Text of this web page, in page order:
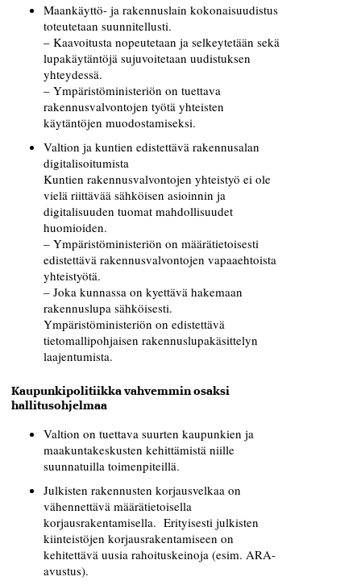
Maankäyttö- ja rakennuslain kokonaisuudistus
toteutetaan suunnitellusti.
– Kaavoitusta nopeutetaan ja selkeytetään sekä
lupakäytäntöjä sujuvoitetaan uudistuksen
yhteydessä.
– Ympäristöministeriön on tuettava
rakennusvalvontojen työtä yhteisten
käytäntöjen muodostamiseksi.
Valtion ja kuntien edistettävä rakennusalan
digitalisoitumista
Kuntien rakennusvalvontojen yhteistyö ei ole
vielä riittävää sähköisen asioinnin ja
digitalisuuden tuomat mahdollisuudet
huomioiden.
– Ympäristöministeriön on määrätietoisesti
edistettävä rakennusvalvontojen vapaaehtoista
yhteistyötä.
– Joka kunnassa on kyettävä hakemaan
rakennuslupa sähköisesti.
Ympäristöministeriön on edistettävä
tietomallipohjaisen rakennuslupakäsittelyn
laajentumista.
Kaupunkipolitiikka vahvemmin osaksi
hallitusohjelmaa
Valtion on tuettava suurten kaupunkien ja
maakuntakeskusten kehittämistä niille
suunnatuilla toimenpiteillä.
Julkisten rakennusten korjausvelkaa on
vähennettävä määrätietoisella
korjausrakentamisella. Erityisesti julkisten
kiinteistöjen korjausrakentamiseen on
kehitettävä uusia rahoituskeinoja (esim. ARA-
avustus).